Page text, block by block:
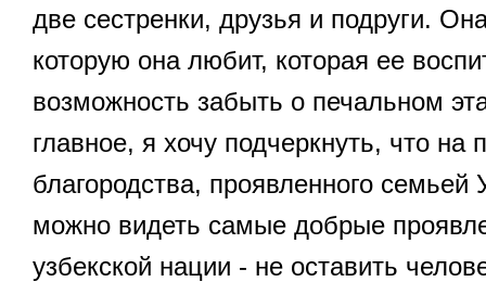
две сестренки, друзья и подруги.
которую она любит, которая ее
возможность забыть о печальном
главное, я хочу подчеркнуть, что на
благородства, проявленного
можно видеть самые добрые
узбекской нации - не оставить